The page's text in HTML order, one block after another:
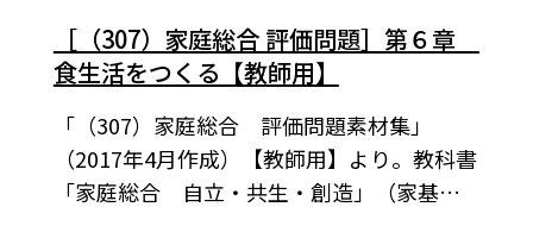
［（307）家庭総合 評価問題］第６章
食生活をつくる【教師用】
「（307）家庭総合 評価問題素材集」
（2017年4月作成）【教師用】より。教科書
「家庭総合 自立・共生・創造」（家基